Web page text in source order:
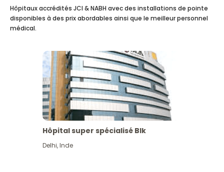
Hôpitaux accrédités JCI & NABH avec des installations de pointe
disponibles à des prix abordables ainsi que le meilleur personnel
médical.
Hôpital super spécialisé Blk
Delhi,Inde